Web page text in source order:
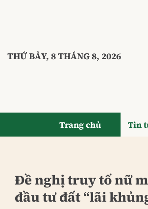
THỨ BẢY, 8 THÁNG 8, 2026
Trang chủ Tin
Đề nghị truy tố nữ
đầu tư đất “lãi